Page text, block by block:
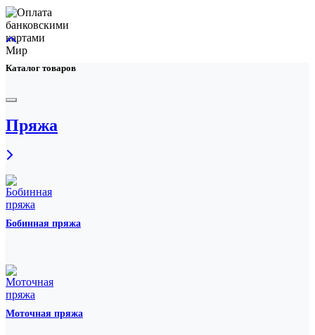
Каталог товаров
Пряжа
Бобинная пряжа
Моточная пряжа